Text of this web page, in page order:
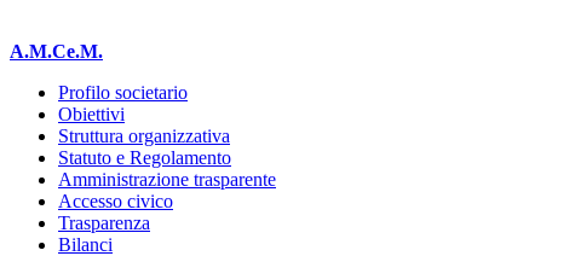
A.M.Ce.M.
Profilo societario
Obiettivi
Struttura organizzativa
Statuto e Regolamento
Amministrazione trasparente
Accesso civico
Trasparenza
Bilanci